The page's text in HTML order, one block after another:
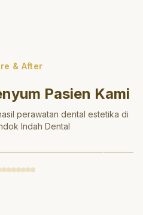
& After
Pasien Kami
perawatan dental estetika di
Indah Dental